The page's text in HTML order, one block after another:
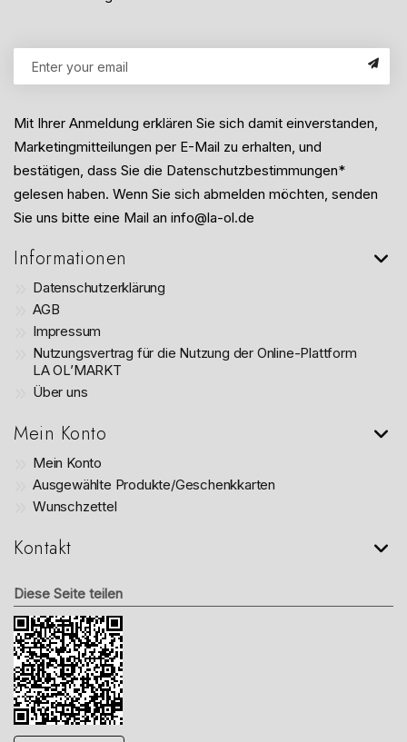
Mit Ihrer Anmeldung erklären Sie sich damit einverstanden,
Marketingmitteilungen per E-Mail zu erhalten, und
bestätigen, dass Sie die Datenschutzbestimmungen*
gelesen haben. Wenn Sie sich abmelden möchten, senden
Sie uns bitte eine Mail an info@la-ol.de
Informationen
Datenschutzerklärung
AGB
Impressum
Nutzungsvertrag für die Nutzung der Online-Plattform
LA OL’MARKT
Über uns
Mein Konto
Mein Konto
Ausgewählte Produkte/Geschenkkarten
Wunschzettel
Kontakt
Diese Seite teilen